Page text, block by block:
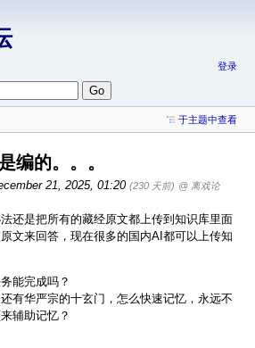
登录
于主题中查看
编的。。。
21, 2025, 01:20 (230 天前) @ 离戏论
还是把所有的藏经原文都上传到知识库里面
文来回答，现在很多的国内AI都可以上传知
能完成吗？
有华严宗的十玄门，怎么快速记忆，永远不
辅助记忆？